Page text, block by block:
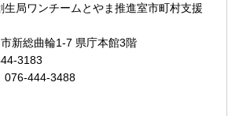
生局ワンチームとやま推進室市町村支援
新総曲輪1-7 県庁本館3階
3183
076-444-3488